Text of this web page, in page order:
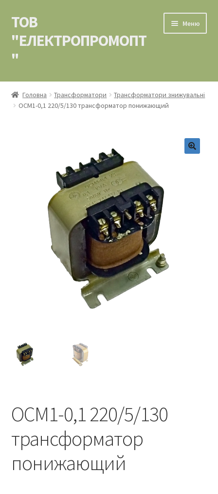
Перейти
до
навігації
Перейти
до
вмісту
ТОВ
"ЕЛЕКТРОПРОМОПТ
"
Меню
Головна
Контакти
Оформлення замовлення
Головна Трансформатори
Трансформатори знижувальні
ОСМ1-0,1 220/5/130 трансформатор понижающий
ОСМ1-0,1 220/5/130
трансформатор
понижающий